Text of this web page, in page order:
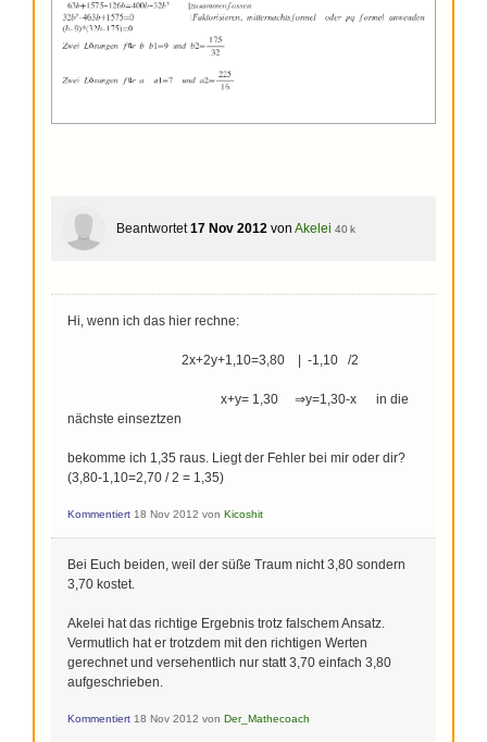
Beantwortet 17 Nov 2012 von Akelei 40 k
Hi, wenn ich das hier rechne:
2x+2y+1,10=3,80 | -1,10 /2
x+y= 1,30 ⇒y=1,30-x in die
nächste einseztzen
bekomme ich 1,35 raus. Liegt der Fehler bei mir oder dir?
(3,80-1,10=2,70 / 2 = 1,35)
Kommentiert 18 Nov 2012 von Kicoshit
Bei Euch beiden, weil der süße Traum nicht 3,80 sondern
3,70 kostet.
Akelei hat das richtige Ergebnis trotz falschem Ansatz.
Vermutlich hat er trotzdem mit den richtigen Werten
gerechnet und versehentlich nur statt 3,70 einfach 3,80
aufgeschrieben.
Kommentiert 18 Nov 2012 von Der_Mathecoach